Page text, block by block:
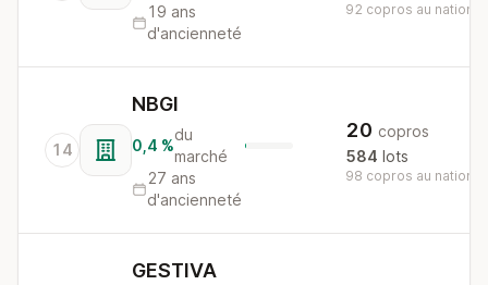
19 ans
d'ancienneté
92 copros au national
14
NBGI
0,4 %
du
marché
27 ans
d'ancienneté
20 copros
584 lots
98 copros au national
GESTIVA